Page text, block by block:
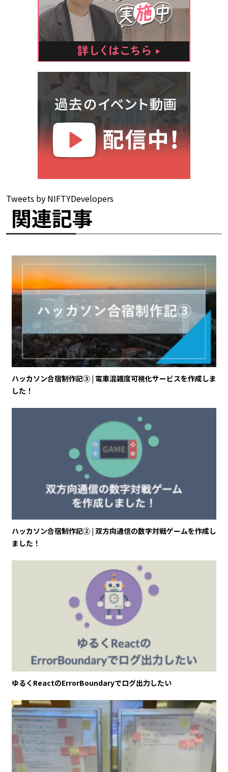
Tweets by NIFTYDevelopers
関連記事
ハッカソン合宿制作記③ | 電車混雑度可視化サービスを作成しま
した！
ハッカソン合宿制作記② | 双方向通信の数字対戦ゲームを作成し
ました！
ゆるくReactのErrorBoundaryでログ出力したい